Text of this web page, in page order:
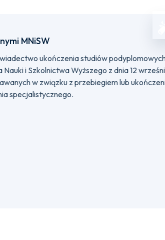
MNiSW
ukończenia studiów
i Szkolnictwa Wyższego z dnia 12
w związku z przebiegiem lub
specjalistycznego.